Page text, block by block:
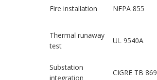
Fire installation NFPA 855
Thermal runaway
test
UL 9540A
Substation
integration
CIGRE TB 869